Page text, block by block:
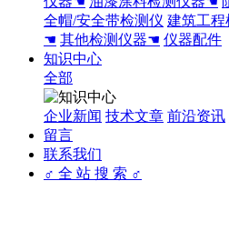
全帽/安全带检测仪 建筑工
☚ 其他检测仪器☚ 仪器配件
知识中心
全部
企业新闻 技术文章 前沿资讯
留言
联系我们
♂ 全 站 搜 索 ♂